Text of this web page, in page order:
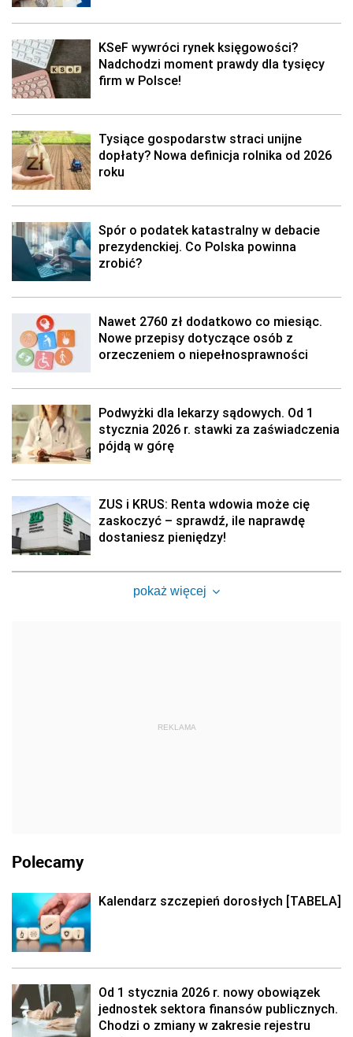
KSeF wywróci rynek księgowości?
Nadchodzi moment prawdy dla tysięcy
firm w Polsce!
Tysiące gospodarstw straci unijne
dopłaty? Nowa definicja rolnika od 2026
roku
Spór o podatek katastralny w debacie
prezydenckiej. Co Polska powinna
zrobić?
Nawet 2760 zł dodatkowo co miesiąc.
Nowe przepisy dotyczące osób z
orzeczeniem o niepełnosprawności
Podwyżki dla lekarzy sądowych. Od 1
stycznia 2026 r. stawki za zaświadczenia
pójdą w górę
ZUS i KRUS: Renta wdowia może cię
zaskoczyć – sprawdź, ile naprawdę
dostaniesz pieniędzy!
pokaż więcej
REKLAMA
Polecamy
Kalendarz szczepień dorosłych [TABELA]
Od 1 stycznia 2026 r. nowy obowiązek
jednostek sektora finansów publicznych.
Chodzi o zmiany w zakresie rejestru